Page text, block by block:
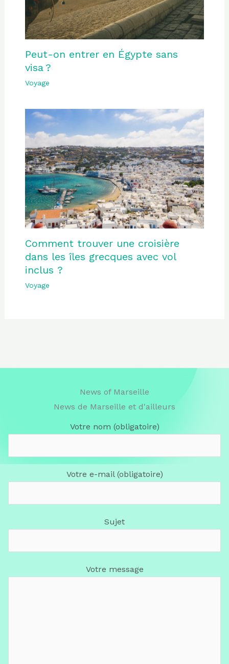
Peut-on entrer en Égypte sans
visa ?
Voyage
Comment trouver une croisière
dans les îles grecques avec vol
inclus ?
Voyage
News of Marseille
News de Marseille et d'ailleurs
Votre nom (obligatoire)
Votre e-mail (obligatoire)
Sujet
Votre message